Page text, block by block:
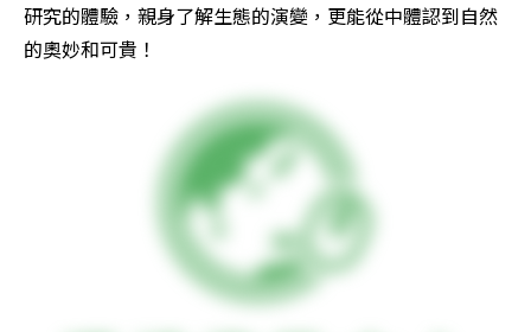
研究的體驗，親身了解生態的演變，更能從中體認到自然
的奧妙和可貴！